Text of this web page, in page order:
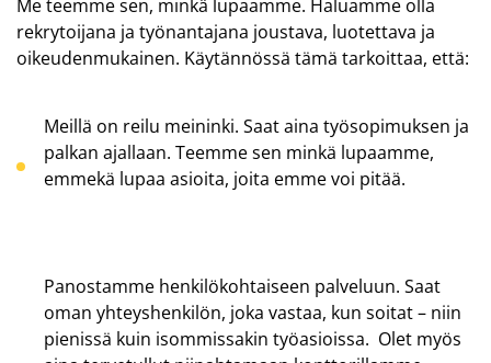
Me teemme sen, minkä lupaamme. Haluamme olla
rekrytoijana ja työnantajana joustava, luotettava ja
oikeudenmukainen. Käytännössä tämä tarkoittaa, että:
Meillä on reilu meininki. Saat aina työsopimuksen ja
palkan ajallaan. Teemme sen minkä lupaamme,
emmekä lupaa asioita, joita emme voi pitää.
Panostamme henkilökohtaiseen palveluun. Saat
oman yhteyshenkilön, joka vastaa, kun soitat – niin
pienissä kuin isommissakin työasioissa. Olet myös